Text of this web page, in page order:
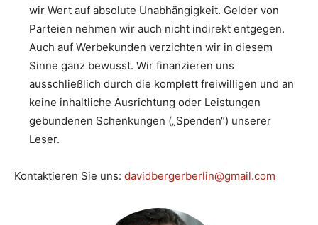
wir Wert auf absolute Unabhängigkeit. Gelder von
Parteien nehmen wir auch nicht indirekt entgegen.
Auch auf Werbekunden verzichten wir in diesem
Sinne ganz bewusst. Wir finanzieren uns
ausschließlich durch die komplett freiwilligen und an
keine inhaltliche Ausrichtung oder Leistungen
gebundenen Schenkungen („Spenden“) unserer
Leser.
Kontaktieren Sie uns: davidbergerberlin@gmail.com